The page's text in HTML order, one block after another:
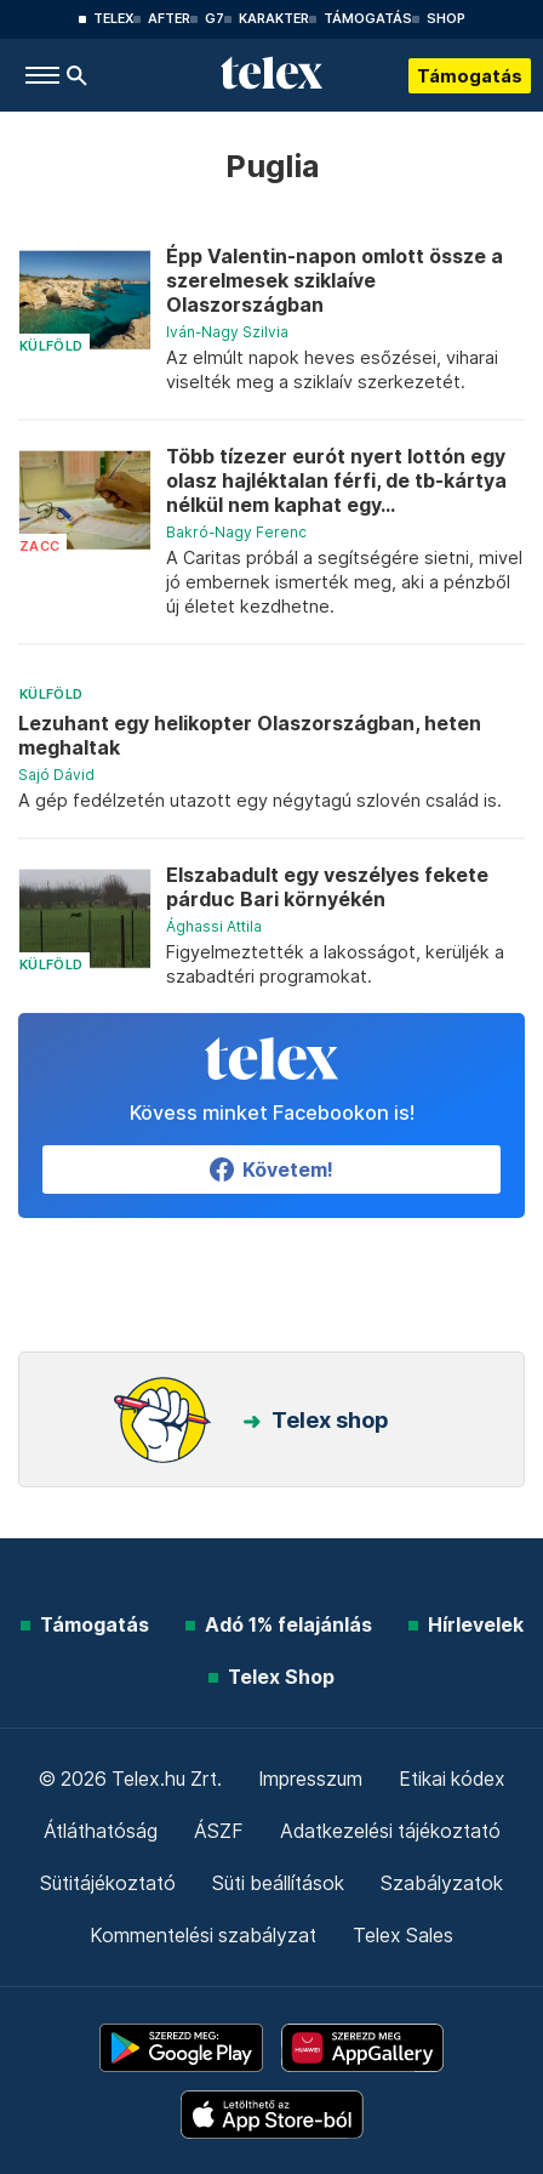
TELEX AFTER G7 KARAKTER TÁMOGATÁS SHOP
Támogatás
Puglia
KÜLFÖLD
Épp Valentin-napon omlott össze a
szerelmesek sziklaíve
Olaszországban
Iván-Nagy Szilvia
Az elmúlt napok heves esőzései, viharai
viselték meg a sziklaív szerkezetét.
ZACC
Több tízezer eurót nyert lottón egy
olasz hajléktalan férfi, de tb-kártya
nélkül nem kaphat egy...
Bakró-Nagy Ferenc
A Caritas próbál a segítségére sietni, mivel
jó embernek ismerték meg, aki a pénzből
új életet kezdhetne.
KÜLFÖLD
Lezuhant egy helikopter Olaszországban, heten
meghaltak
Sajó Dávid
A gép fedélzetén utazott egy négytagú szlovén család is.
KÜLFÖLD
Elszabadult egy veszélyes fekete
párduc Bari környékén
Ághassi Attila
Figyelmeztették a lakosságot, kerüljék a
szabadtéri programokat.
Kövess minket Facebookon is!
Követem!
Telex shop
Támogatás Adó 1% felajánlás Hírlevelek
Telex Shop
© 2026 Telex.hu Zrt. Impresszum Etikai kódex
Átláthatóság ÁSZF Adatkezelési tájékoztató
Sütitájékoztató Süti beállítások Szabályzatok
Kommentelési szabályzat Telex Sales